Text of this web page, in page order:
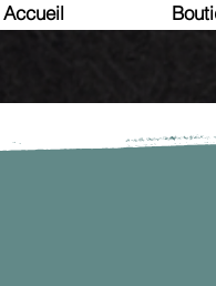
Accueil